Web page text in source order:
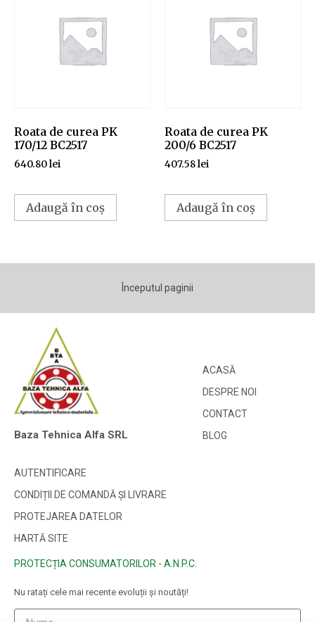
Roata de curea PK
170/12 BC2517
640.80lei
Adaugă în coș
Roata de curea PK
200/6 BC2517
407.58lei
Adaugă în coș
Începutul paginii
Baza Tehnica Alfa SRL
ACASĂ
DESPRE NOI
CONTACT
BLOG
AUTENTIFICARE
CONDIȚII DE COMANDĂ ȘI LIVRARE
PROTEJAREA DATELOR
HARTĂ SITE
PROTECȚIA CONSUMATORILOR - A.N.P.C.
Nu ratați cele mai recente evoluții și noutăți!